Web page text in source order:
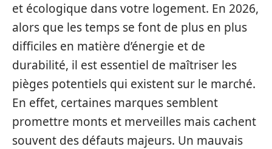
et écologique dans votre logement. En 2026,
alors que les temps se font de plus en plus
difficiles en matière d’énergie et de
durabilité, il est essentiel de maîtriser les
pièges potentiels qui existent sur le marché.
En effet, certaines marques semblent
promettre monts et merveilles mais cachent
souvent des défauts majeurs. Un mauvais